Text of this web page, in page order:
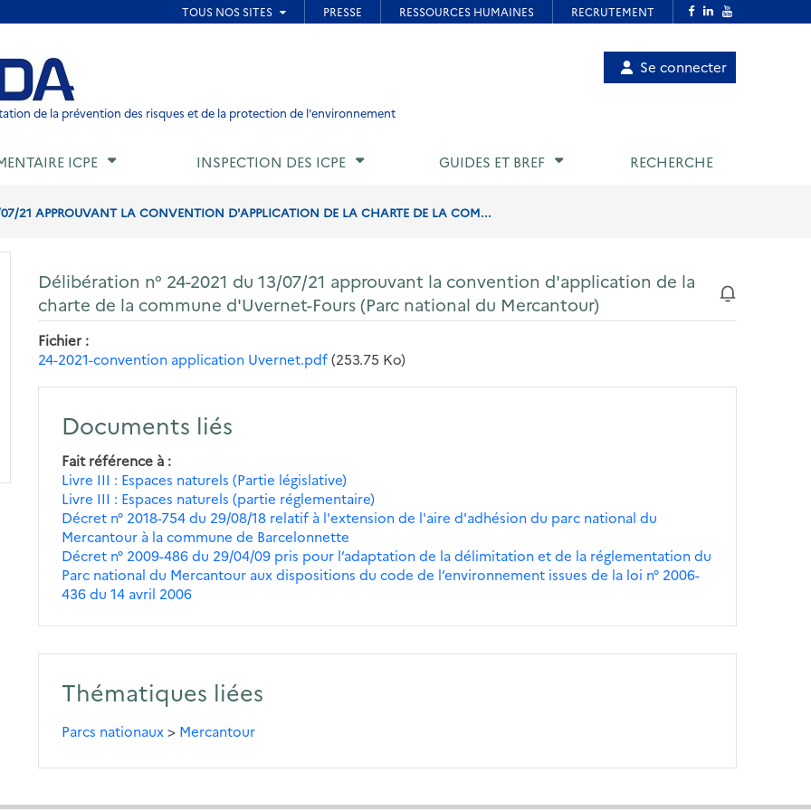
de page
de la prévention des risques et de la protection de l'environnement
Menu
utilisateur
Se connecter
ICPE INSPECTION DES ICPE GUIDES ET BREF RECHERCHE
21 APPROUVANT LA CONVENTION D'APPLICATION DE LA CHARTE DE LA COM...
Délibération n° 24-2021 du 13/07/21 approuvant la convention d'application de la
charte de la commune d'Uvernet-Fours (Parc national du Mercantour)
Fichier
24-2021-convention application Uvernet.pdf (253.75 Ko)
Documents liés
Fait référence à
Livre III : Espaces naturels (Partie législative)
Livre III : Espaces naturels (partie réglementaire)
Décret n° 2018-754 du 29/08/18 relatif à l'extension de l'aire d'adhésion du parc national du
Mercantour à la commune de Barcelonnette
Décret n° 2009-486 du 29/04/09 pris pour l’adaptation de la délimitation et de la réglementation du
Parc national du Mercantour aux dispositions du code de l’environnement issues de la loi n° 2006-
436 du 14 avril 2006
Thématiques liées
Parcs nationaux> Mercantour